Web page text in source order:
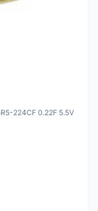
224CF 0.22F 5.5V